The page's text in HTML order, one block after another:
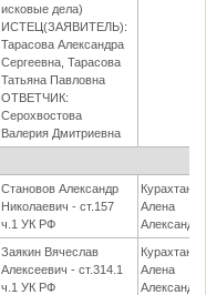
исковые дела)
ИСТЕЦ(ЗАЯВИТЕЛЬ):
Тарасова Александра
Сергеевна, Тарасова
Татьяна Павловна
ОТВЕТЧИК:
Серохвостова
Валерия Дмитриевна
Становов Александр
Николаевич - ст.157
ч.1 УК РФ
Алена
Заякин Вячеслав
Алексеевич - ст.314.1
ч.1 УК РФ
Алена